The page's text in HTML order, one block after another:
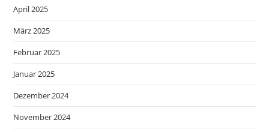
April 2025
März 2025
Februar 2025
Januar 2025
Dezember 2024
November 2024